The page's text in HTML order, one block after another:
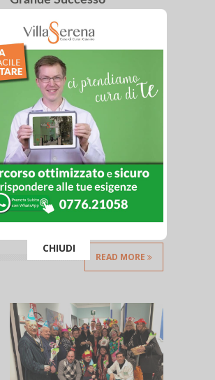
Grande successo dell’openday
dedicato alla cardiologia che è in
corso oggi a Villa Serena Cassino.
Circa 100 visite svolte dalla nostra
equipe. Uno screening gratuito
accolto in modo positivo da
persone di tutte le età.
Confermiamo il ruolo attivo che
questa clinica vuole svolgere
anche sul tema della
prevenzione...
READ MORE
CHIUDI